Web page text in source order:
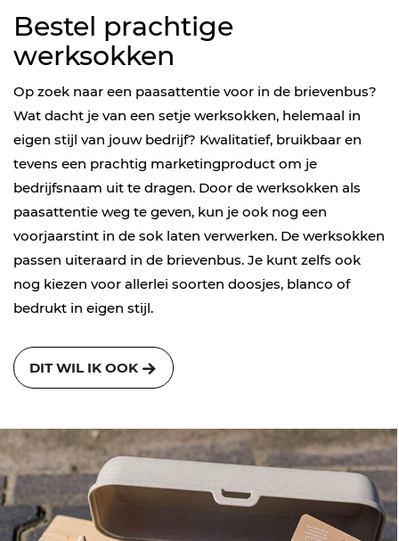
Bestel prachtige
werksokken
Op zoek naar een paasattentie voor in de brievenbus?
Wat dacht je van een setje werksokken, helemaal in
eigen stijl van jouw bedrijf? Kwalitatief, bruikbaar en
tevens een prachtig marketingproduct om je
bedrijfsnaam uit te dragen. Door de werksokken als
paasattentie weg te geven, kun je ook nog een
voorjaarstint in de sok laten verwerken. De werksokken
passen uiteraard in de brievenbus. Je kunt zelfs ook
nog kiezen voor allerlei soorten doosjes, blanco of
bedrukt in eigen stijl.
DIT WIL IK OOK